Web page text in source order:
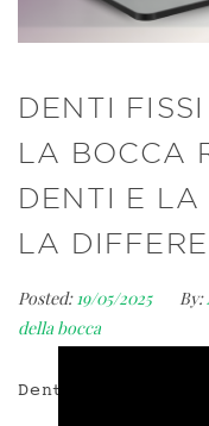
DENTI
LA BOCCA
DENTI E
LA
Posted: 19/05/2025 By:
della bocca
Denti fissi hi-